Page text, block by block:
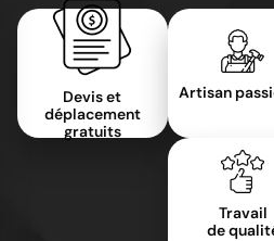
Devis et
déplacement
gratuits
Artisan
Travail
de